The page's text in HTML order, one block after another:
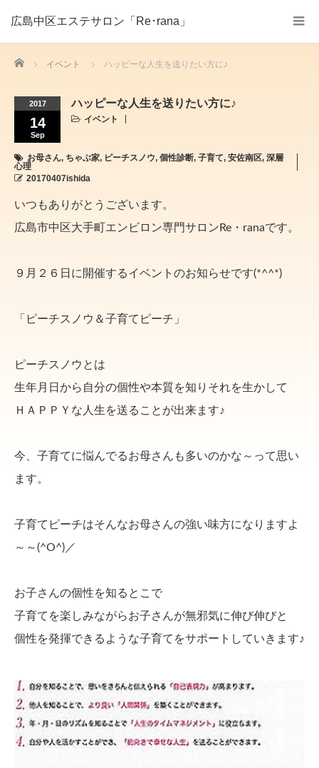
広島中区エステサロン「Re･rana」
Home イベント ハッピーな人生を送りたい方に♪
2017
14
Sep
ハッピーな人生を送りたい方に♪
イベント
お母さん, ちゃぶ家, ピーチスノウ, 個性診断, 子育て, 安佐南区, 深層
心理
20170407ishida
いつもありがとうございます。
広島市中区大手町エンビロン専門サロンRe・ranaです。
９月２６日に開催するイベントのお知らせです(*^^*)
「ピーチスノウ＆子育てピーチ」
ピーチスノウとは
生年月日から自分の個性や本質を知りそれを生かして
ＨＡＰＰＹな人生を送ることが出来ます♪
今、子育てに悩んでるお母さんも多いのかな～って思い
ます。
子育てピーチはそんなお母さんの強い味方になりますよ
～～(^O^)／
お子さんの個性を知るとこで
子育てを楽しみながらお子さんが無邪気に伸び伸びと
個性を発揮できるような子育てをサポートしていきます♪